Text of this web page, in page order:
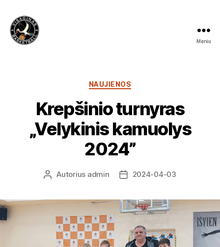
Meniu
Kategorijos
NAUJIENOS
Krepšinio turnyras
„Velykinis kamuolys
2024”
ĮrašoAutorius admin
Įrašo2024-04-03